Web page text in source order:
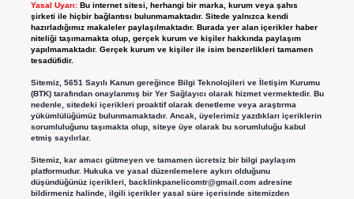
Yasal Uyarı: Bu internet sitesi, herhangi bir marka, kurum veya şahıs
şirketi ile hiçbir bağlantısı bulunmamaktadır. Sitede yalnızca kendi
hazırladığımız makaleler paylaşılmaktadır. Burada yer alan içerikler haber
niteliği taşımamakta olup, gerçek kurum ve kişiler hakkında paylaşım
yapılmamaktadır. Gerçek kurum ve kişiler ile isim benzerlikleri tamamen
tesadüfidir.
Sitemiz, 5651 Sayılı Kanun gereğince Bilgi Teknolojileri ve İletişim Kurumu
(BTK) tarafından onaylanmış bir Yer Sağlayıcı olarak hizmet vermektedir. Bu
nedenle, sitedeki içerikleri proaktif olarak denetleme veya araştırma
yükümlülüğümüz bulunmamaktadır. Ancak, üyelerimiz yazdıkları içeriklerin
sorumluluğunu taşımakta olup, siteye üye olarak bu sorumluluğu kabul
etmiş sayılırlar.
Sitemiz, kar amacı gütmeyen ve tamamen ücretsiz bir bilgi paylaşım
platformudur. Hukuka ve yasal düzenlemelere aykırı olduğunu
düşündüğünüz içerikleri, backlinkpanelicomtr@gmail.comadresine
bildirmeniz halinde, ilgili içerikler yasal süre içerisinde sitemizden